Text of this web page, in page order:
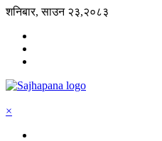
शनिबार, साउन २३,२०८३
×